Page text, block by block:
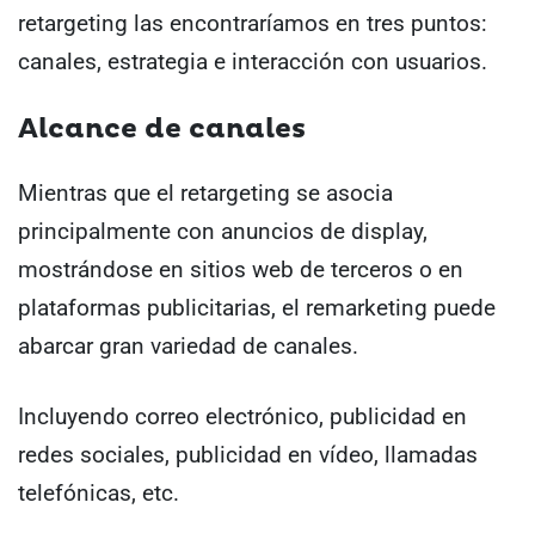
retargeting las encontraríamos en tres puntos:
canales, estrategia e interacción con usuarios.
Alcance de canales
Mientras que el retargeting se asocia
principalmente con anuncios de display,
mostrándose en sitios web de terceros o en
plataformas publicitarias, el remarketing puede
abarcar gran variedad de canales.
Incluyendo correo electrónico, publicidad en
redes sociales, publicidad en vídeo, llamadas
telefónicas, etc.